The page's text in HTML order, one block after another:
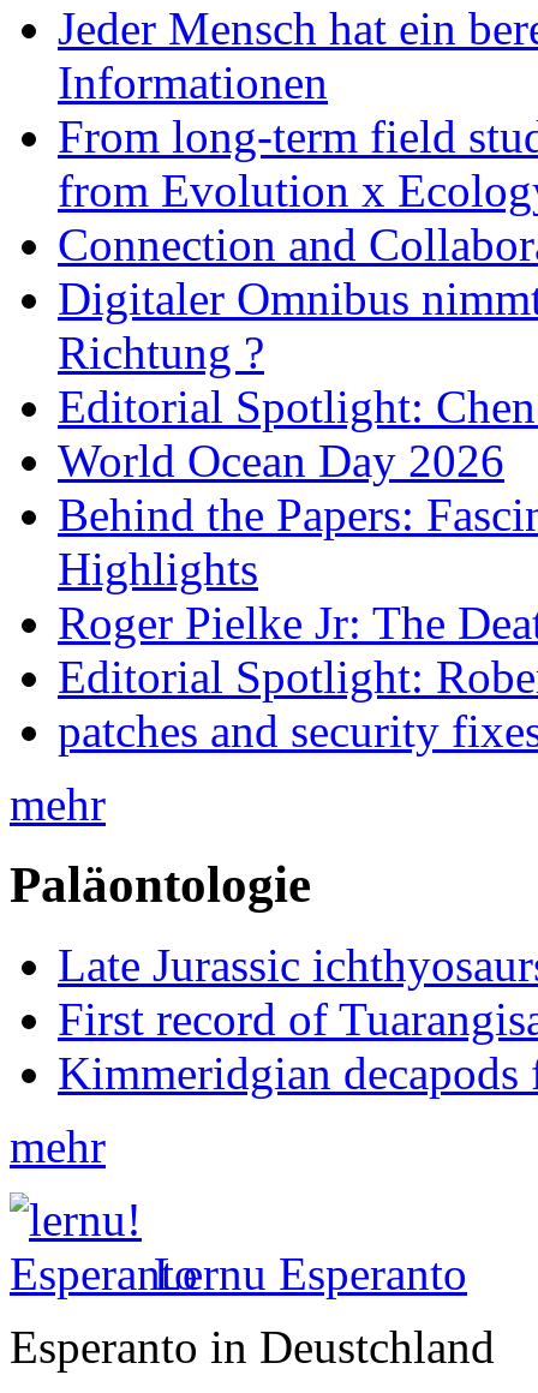
Jeder Mensch hat ein
Informationen
From long-term field
from Evolution x
Connection and
Digitaler Omnibus
Richtung ?
Editorial Spotlight:
World Ocean Day 2026
Behind the Papers:
Highlights
Roger Pielke Jr: The
Editorial Spotlight:
patches and security
mehr
Paläontologie
Late Jurassic
First record of
Kimmeridgian
mehr
Lernu Esperanto
Esperanto in Deustchland